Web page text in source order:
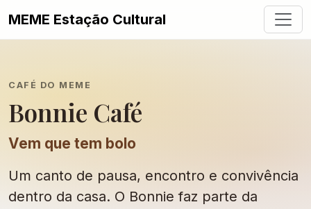
MEME Estação Cultural
CAFÉ DO MEME
Bonnie Café
Vem que tem bolo
Um canto de pausa, encontro e convivência
dentro da casa. O Bonnie faz parte da